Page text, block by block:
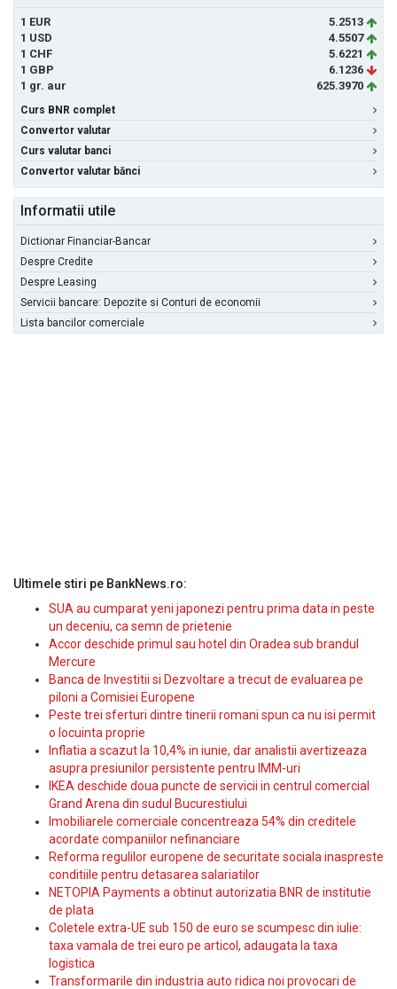
1 EUR
5.2513
1 USD
4.5507
1 CHF
5.6221
1 GBP
6.1236
1 gr. aur
625.3970
Curs BNR complet
Convertor valutar
Curs valutar banci
Convertor valutar bănci
Informatii utile
Dictionar Financiar-Bancar
Despre Credite
Despre Leasing
Servicii bancare: Depozite si Conturi de economii
Lista bancilor comerciale
Ultimele stiri pe BankNews.ro:
SUA au cumparat yeni japonezi pentru prima data in peste
un deceniu, ca semn de prietenie
Accor deschide primul sau hotel din Oradea sub brandul
Mercure
Banca de Investitii si Dezvoltare a trecut de evaluarea pe
piloni a Comisiei Europene
Peste trei sferturi dintre tinerii romani spun ca nu isi permit
o locuinta proprie
Inflatia a scazut la 10,4% in iunie, dar analistii avertizeaza
asupra presiunilor persistente pentru IMM-uri
IKEA deschide doua puncte de servicii in centrul comercial
Grand Arena din sudul Bucurestiului
Imobiliarele comerciale concentreaza 54% din creditele
acordate companiilor nefinanciare
Reforma regulilor europene de securitate sociala inaspreste
conditiile pentru detasarea salariatilor
NETOPIA Payments a obtinut autorizatia BNR de institutie
de plata
Coletele extra-UE sub 150 de euro se scumpesc din iulie:
taxa vamala de trei euro pe articol, adaugata la taxa
logistica
Transformarile din industria auto ridica noi provocari de